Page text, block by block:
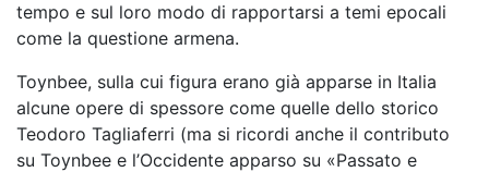
tempo e sul loro modo di rapportarsi a temi epocali
come la questione armena.
Toynbee, sulla cui figura erano già apparse in Italia
alcune opere di spessore come quelle dello storico
Teodoro Tagliaferri (ma si ricordi anche il contributo
su Toynbee e l’Occidente apparso su «Passato e